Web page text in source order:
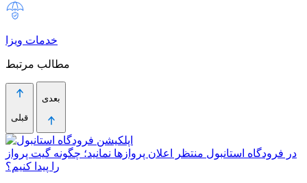
خدمات ویزا
مطالب مرتبط
قبلی
بعدی
در فرودگاه استانبول منتظر اعلان پروازها نمانید؛ چگونه گیت پرواز
را پیدا کنیم؟